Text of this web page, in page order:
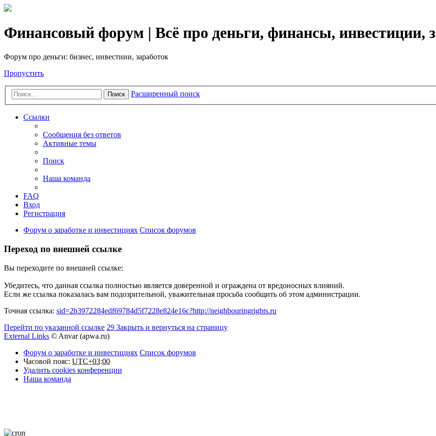
Финансовый форум | Всё про деньги, финансы, инвестиции,
Форум про деньги: бизнес, инвестиии, заработок
Пропустить
Поиск Расширенный поиск
Ссылки
Сообщения без ответов
Активные темы
Поиск
Наша команда
FAQ
Вход
Регистрация
Форум о заработке и инвестициях Список форумов
Переход по внешней ссылке
Вы переходите по внешней ссылке:
Убедитесь, что данная ссылка полностью является доверенной и ограждена от вредоносных влияний.
Если же ссылка показалась вам подозрительной, уважительная просьба сообщить об этом администрации.
Точная ссылка: sid=2b3972284edf69784d5f7228e824e16c?http://neighbouringrights.ru
Перейти по указанной ссылке 29 Закрыть и вернуться на страницу
External Links © Anvar (apwa.ru)
Форум о заработке и инвестициях Список форумов
Часовой пояс: UTC+03:00
Удалить cookies конференции
Наша команда